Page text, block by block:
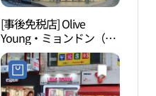
[事後免税店] Olive
Young・ミョンドン（明
洞）タウン店(올리브영
명동 타운점)